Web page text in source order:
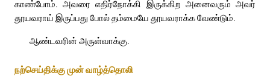
காண்போம். அவரை எதிர்நோக்கி இருக்கிற அனைவரும் அவர்
தூயவராய் இருப்பது போல் தம்மையே தூயவராக்க வேண்டும்.
ஆண்டவரின் அருள்வாக்கு.
நற்செய்திக்கு முன் வாழ்த்தொலி